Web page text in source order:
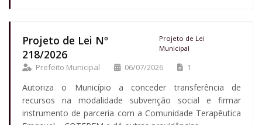
Projeto de Lei Nº
218/2026
Projeto de Lei
Municipal
Prefeito Municipal 06/07/2026 1
Autoriza o Município a conceder transferência de
recursos na modalidade subvenção social e firmar
instrumento de parceria com a Comunidade Terapêutica